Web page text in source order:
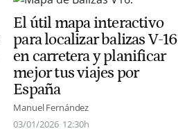
El útil mapa interactivo
para localizar balizas V-16
en carretera y planificar
mejor tus viajes por
España
Manuel Fernández
03/01/2026 12:30h